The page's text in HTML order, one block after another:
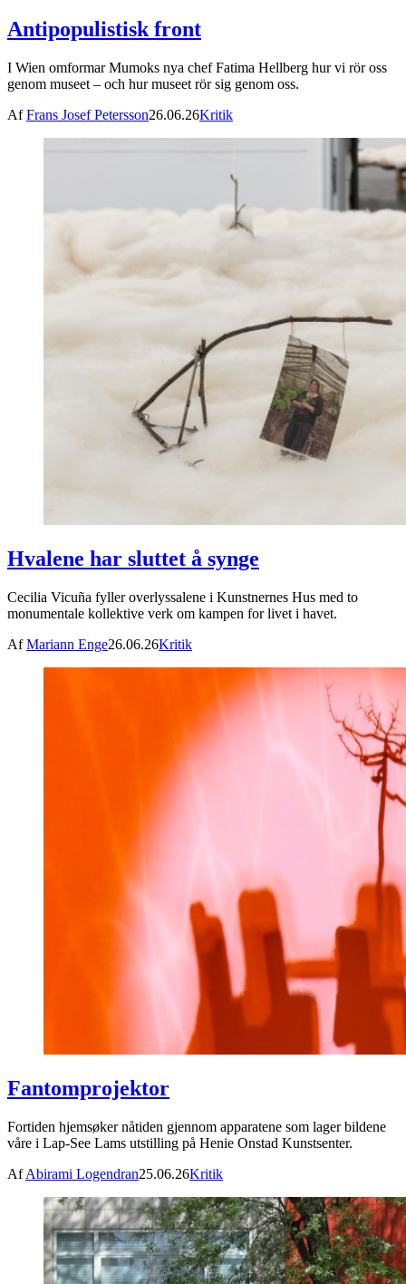
Antipopulistisk front
I Wien omformar Mumoks nya chef Fatima Hellberg hur vi rör oss
genom museet – och hur museet rör sig genom oss.
AfFrans Josef Petersson26.06.26Kritik
Hvalene har sluttet å synge
Cecilia Vicuña fyller overlyssalene i Kunstnernes Hus med to
monumentale kollektive verk om kampen for livet i havet.
AfMariann Enge26.06.26Kritik
Fantomprojektor
Fortiden hjemsøker nåtiden gjennom apparatene som lager bildene
våre i Lap-See Lams utstilling på Henie Onstad Kunstsenter.
AfAbirami Logendran25.06.26Kritik